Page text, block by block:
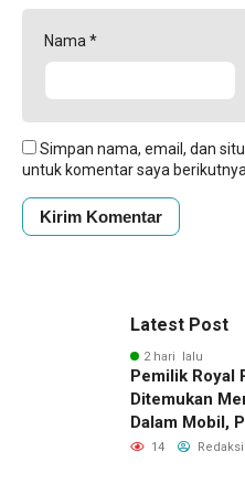
Nama *
Simpan nama, email, dan
untuk komentar saya berikutnya.
Latest Post
2 hari lalu
Pemilik Royal
Ditemukan
Dalam Mobil,
Dugaan
14 Redaksi